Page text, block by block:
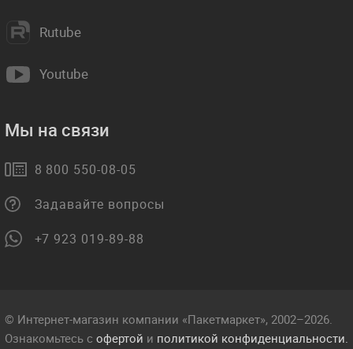
Rutube
Youtube
Мы на связи
8 800 550-08-05
Задавайте вопросы
+7 923 019-89-88
© Интернет-магазин компании «Пакетмаркет», 2002–2026.
Ознакомьтесь с офертой и политикой конфиденциальности.